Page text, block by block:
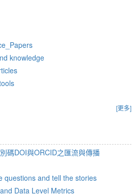
knowledge
[更多]
碼DOI與ORCID之匯流與傳播
questions and tell the stories
Data Level Metrics